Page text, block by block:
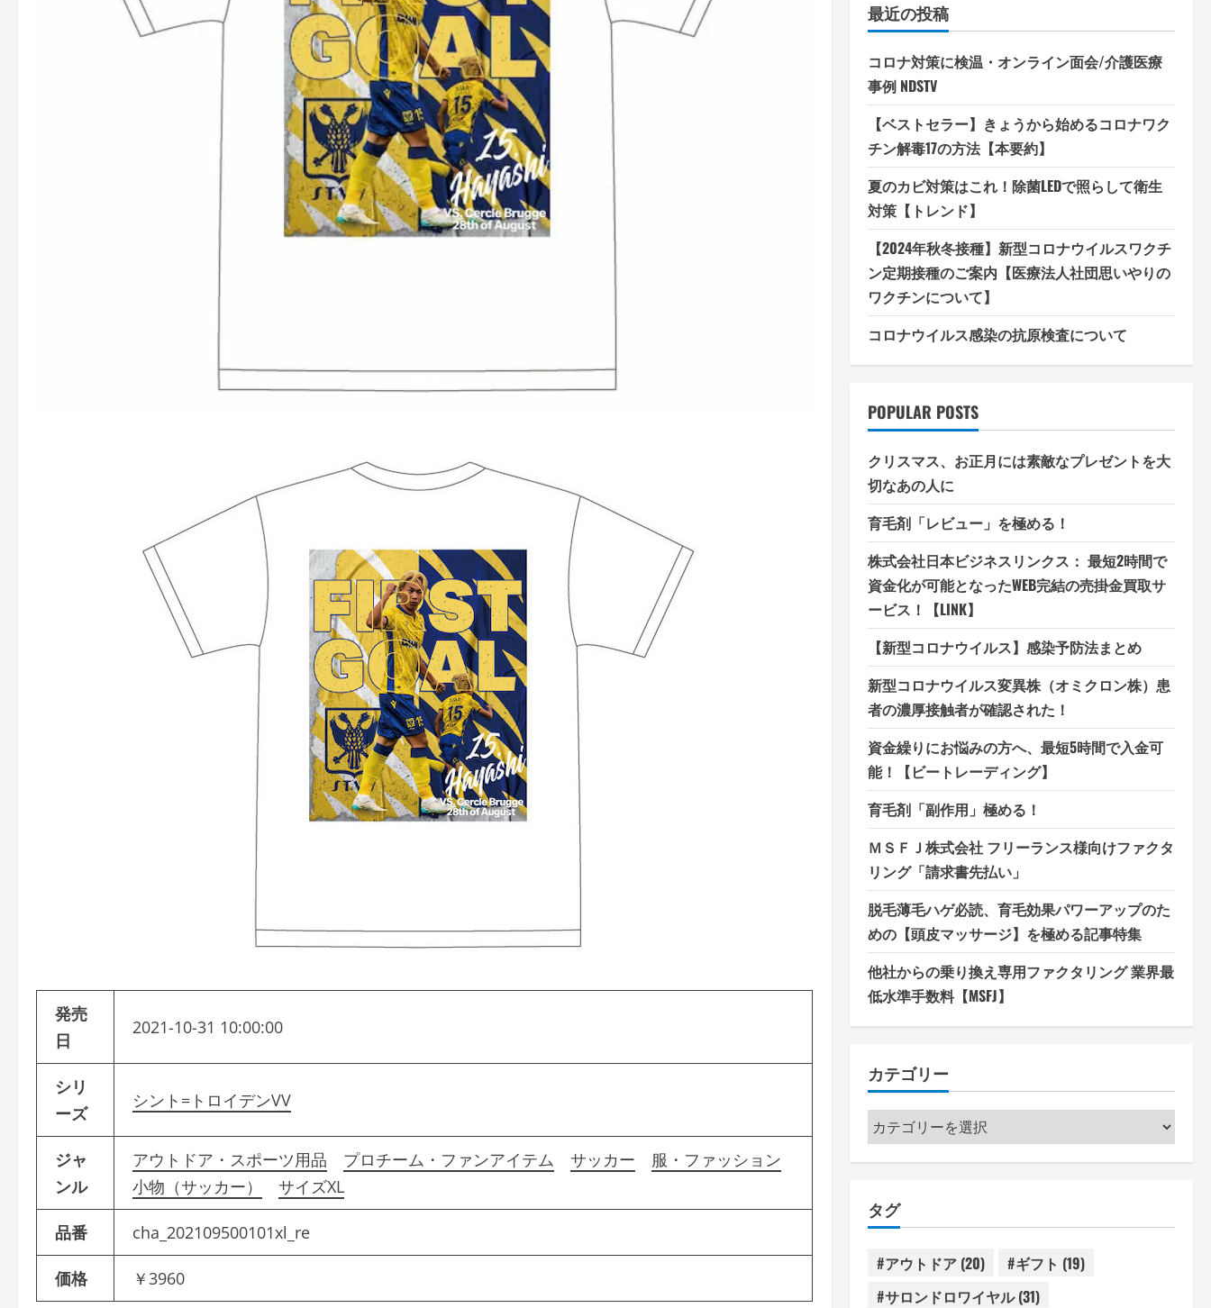
発売
日
2021-10-31 10:00:00
シリ
ーズ
シント=トロイデンVV
ジャ
ンル
アウトドア・スポーツ用品 プロチーム・ファンアイテム サッカー
服・ファッション
小物（サッカー）
サイズXL
品番 cha_202109500101xl_re
価格 ￥3960
最近の投稿
コロナ対策に検温・オンライン面会/介護医療
事例 NDSTV
【ベストセラー】きょうから始めるコロナワク
チン解毒17の方法【本要約】
夏のカビ対策はこれ！除菌LEDで照らして衛生
対策【トレンド】
【2024年秋冬接種】新型コロナウイルスワクチ
ン定期接種のご案内【医療法人社団思いやりの
ワクチンについて】
コロナウイルス感染の抗原検査について
POPULAR POSTS
クリスマス、お正月には素敵なプレゼントを大
切なあの人に
育毛剤「レビュー」を極める！
株式会社日本ビジネスリンクス： 最短2時間で
資金化が可能となったWEB完結の売掛金買取サ
ービス！【LINK】
【新型コロナウイルス】感染予防法まとめ
新型コロナウイルス変異株（オミクロン株）患
者の濃厚接触者が確認された！
資金繰りにお悩みの方へ、最短5時間で入金可
能！【ビートレーディング】
育毛剤「副作用」極める！
ＭＳＦＪ株式会社 フリーランス様向けファクタ
リング「請求書先払い」
脱毛薄毛ハゲ必読、育毛効果パワーアップのた
めの【頭皮マッサージ】を極める記事特集
他社からの乗り換え専用ファクタリング 業界最
低水準手数料【MSFJ】
カテゴリー
カ
テ
ー
タグ
#アウトドア(20) #ギフト (19)
#サロンドロワイヤル(31)